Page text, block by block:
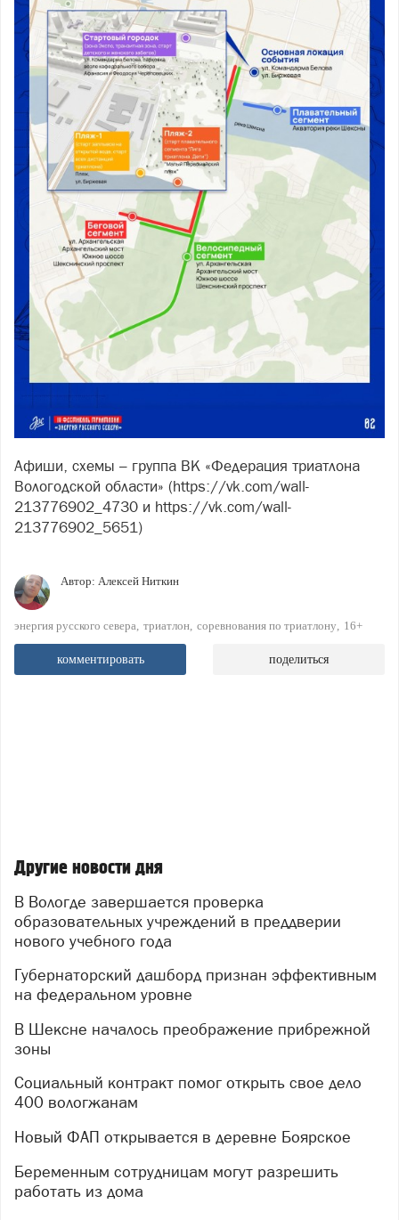
Афиши, схемы – группа ВК «Федерация триатлона
Вологодской области» (https://vk.com/wall-
213776902_4730 и https://vk.com/wall-
213776902_5651)
Автор: Алексей Ниткин
энергия русского севера триатлон соревнования по триатлону 16+
комментировать поделиться
Другие новости дня
В Вологде завершается проверка
образовательных учреждений в преддверии
нового учебного года
Губернаторский дашборд признан эффективным
на федеральном уровне
В Шексне началось преображение прибрежной
зоны
Социальный контракт помог открыть свое дело
400 вологжанам
Новый ФАП открывается в деревне Боярское
Беременным сотрудницам могут разрешить
работать из дома